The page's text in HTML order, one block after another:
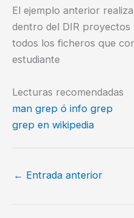
El ejemplo anterior
dentro del DIR
todos los ficheros que
estudiante
Lecturas recomendadas
man grep ó info grep
grep en wikipedia
← Entrada anterior